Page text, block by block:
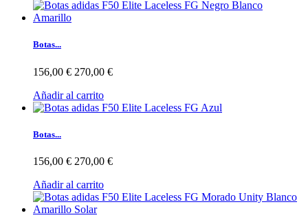
Botas...
156,00 € 270,00 €
Añadir al carrito
Botas...
156,00 € 270,00 €
Añadir al carrito